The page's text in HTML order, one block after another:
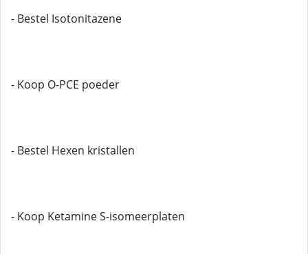
- Bestel Isotonitazene
- Koop O-PCE poeder
- Bestel Hexen kristallen
- Koop Ketamine S-isomeerplaten